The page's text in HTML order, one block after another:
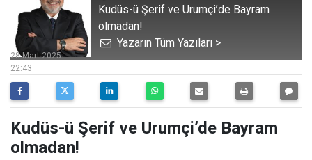
Kudüs-ü Şerif ve Urumçi’de Bayram
olmadan!
Yazarın Tüm Yazıları >
22:43
28 Mart 2025
Kudüs-ü Şerif ve Urumçi’de Bayram
olmadan!